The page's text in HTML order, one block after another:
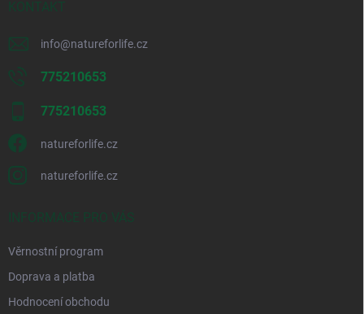
KONTAKT
info@natureforlife.cz
775210653
775210653
natureforlife.cz
natureforlife.cz
INFORMACE PRO VÁS
Věrnostní program
Doprava a platba
Hodnocení obchodu